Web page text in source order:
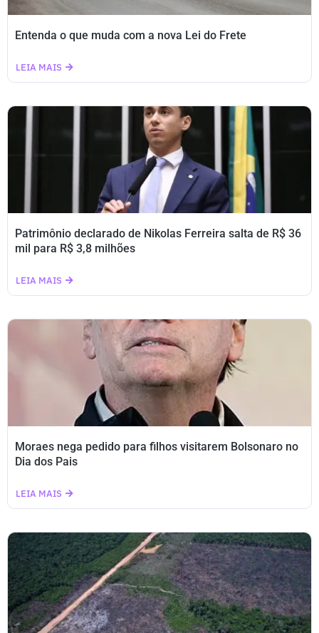
Entenda o que muda com a nova Lei do Frete
LEIA MAIS
Patrimônio declarado de Nikolas Ferreira salta de R$ 36
mil para R$ 3,8 milhões
LEIA MAIS
Moraes nega pedido para filhos visitarem Bolsonaro no
Dia dos Pais
LEIA MAIS